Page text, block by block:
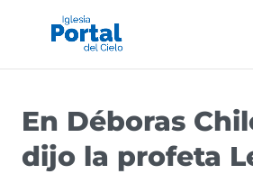
En Déboras
dijo la profeta